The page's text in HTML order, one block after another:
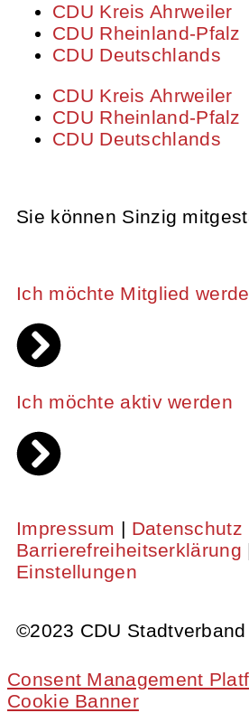
CDU Kreis Ahrweiler
CDU Rheinland-Pfalz
CDU Deutschlands
CDU Kreis Ahrweiler
CDU Rheinland-Pfalz
CDU Deutschlands
Sie können Sinzig
Ich möchte Mitglied
Ich möchte aktiv werden
Impressum | Datenschutz
Barrierefreiheitserklärung
Einstellungen
©2023 CDU
Consent Management
Cookie Banner